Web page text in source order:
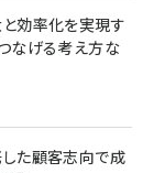
と効率化を実現す
なげる考え方な
た顧客志向で成